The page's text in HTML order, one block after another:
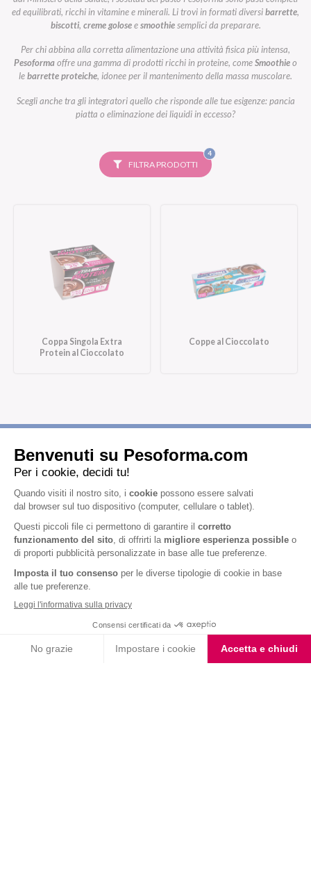
ed equilibrati, ricchi in vitamine e minerali. Li trovi in formati diversibarrette,
biscotti, creme goloseesmoothiesemplici da preparare.
Per chi abbina alla corretta alimentazione una attività fisica più intensa,
Pesoformaoffre una gamma di prodotti ricchi in proteine, comeSmoothieo
lebarrette proteiche, idonee per il mantenimento della massa muscolare.
Scegli anche tra gli integratori quello che risponde alle tue esigenze: pancia
piatta o eliminazione dei liquidi in eccesso?
FILTRA PRODOTTI
4FILTRI
SELEZIONATI
Coppa Singola Extra
Protein al Cioccolato
Coppe al Cioccolato
Iscriviti alla newsletter
informativa privacy
, acconsento all'iscrizione alla newsletter
periodica di Nutrition et Santé
Nutrition & Sante' Italia Spa